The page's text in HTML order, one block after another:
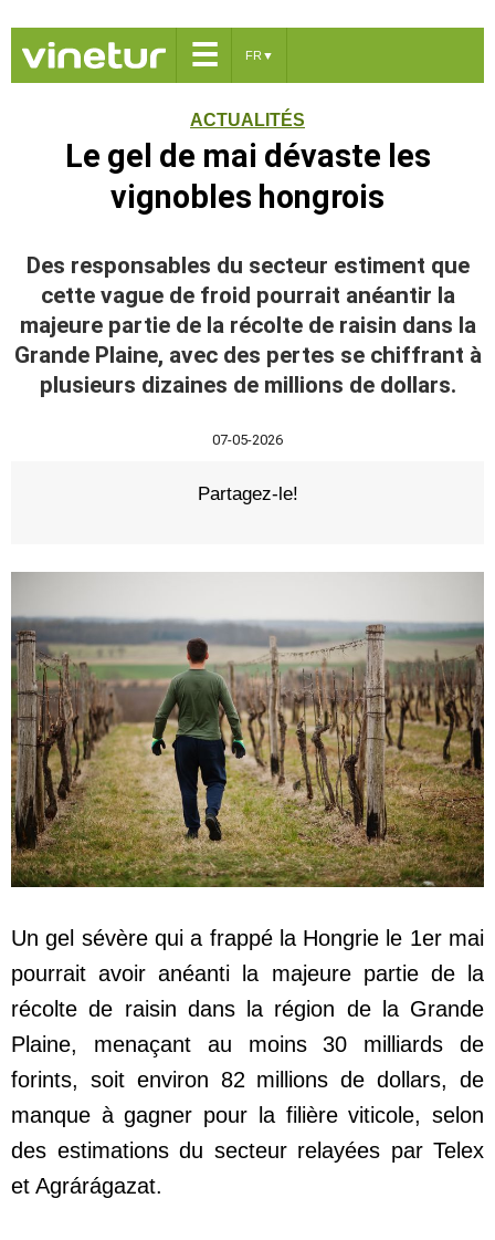
☰ FR ▼
ACTUALITÉS
Le gel de mai dévaste les
vignobles hongrois
Des responsables du secteur estiment que
cette vague de froid pourrait anéantir la
majeure partie de la récolte de raisin dans la
Grande Plaine, avec des pertes se chiffrant à
plusieurs dizaines de millions de dollars.
07-05-2026
Partagez-le!
Un gel sévère qui a frappé la Hongrie le 1er mai
pourrait avoir anéanti la majeure partie de la
récolte de raisin dans la région de la Grande
Plaine, menaçant au moins 30 milliards de
forints, soit environ 82 millions de dollars, de
manque à gagner pour la filière viticole, selon
des estimations du secteur relayées par Telex
et Agrárágazat.